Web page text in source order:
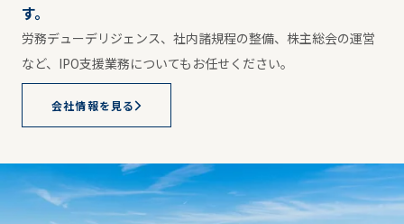
す。
労務デューデリジェンス、社内諸規程の整備、株主総会の運営
など、IPO支援業務についてもお任せください。
会社情報を見る